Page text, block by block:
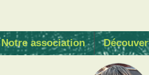
Notre association